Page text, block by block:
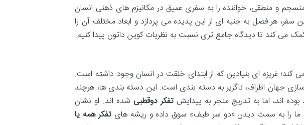
و منطقی، خواننده را به سفری عمیق در مکانیزم های ذهنی انسان
سفر، هر فصل به جنبه ای از این پدیده می پردازد و ابعاد مختلف آن را
می کند تا دیدگاه جامع تری نسبت به نظریات کوین داتون پیدا کنیم.
کند؛ غریزه ای بنیادین که از ابتدای خلقت در انسان وجود داشته است.
جهان اطراف، ناگزیر به دسته بندی است. این دسته بندی ها، هرچند
اند، اما به تدریج منجر به پیدایشتفکر دوقطبی شده اند. او نشان
ما را به سمت دیدن «دو سر طیف» سوق داده و ریشه های تفکر همه یا